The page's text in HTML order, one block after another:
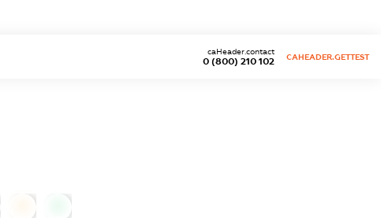
0 (800) 210 102
caHeader.contact
CAHEADER.GETTEST